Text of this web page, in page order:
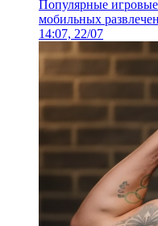
Популярные
мобильных
14:07, 22/07